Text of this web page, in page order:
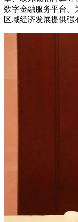
数字金融服务平台。
区域经济发展提供强